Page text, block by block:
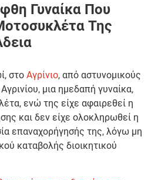
Γυναίκα Που
Της
στοΑγρίνιο, από αστυνομικούς
μια ημεδαπή γυναίκα,
ενώ της είχε αφαιρεθεί η
και δεν είχε ολοκληρωθεί η
επαναχορήγησής της, λόγω μη
καταβολής διοικητικού